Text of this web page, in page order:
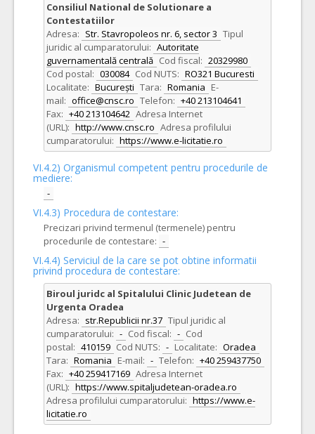
Consiliul National de Solutionare a
Contestatiilor
Adresa: Str. Stavropoleos nr. 6, sector 3 Tipul
juridic al cumparatorului: Autoritate
guvernamentală centrală Cod fiscal: 20329980
Cod postal: 030084 Cod NUTS: RO321 Bucuresti
Localitate: București Tara: Romania E-
mail: office@cnsc.ro Telefon: +40 213104641
Fax: +40 213104642 Adresa Internet
(URL): http://www.cnsc.ro Adresa profilului
cumparatorului: https://www.e-licitatie.ro
VI.4.2) Organismul competent pentru procedurile de
mediere:
-
VI.4.3) Procedura de contestare:
Precizari privind termenul (termenele) pentru
procedurile de contestare: -
VI.4.4) Serviciul de la care se pot obtine informatii
privind procedura de contestare:
Biroul juridc al Spitalului Clinic Judetean de
Urgenta Oradea
Adresa: str.Republicii nr.37 Tipul juridic al
cumparatorului: - Cod fiscal: - Cod
postal: 410159 Cod NUTS: - Localitate: Oradea
Tara: Romania E-mail: - Telefon: +40 259437750
Fax: +40 259417169 Adresa Internet
(URL): https://www.spitaljudetean-oradea.ro
Adresa profilului cumparatorului: https://www.e-
licitatie.ro